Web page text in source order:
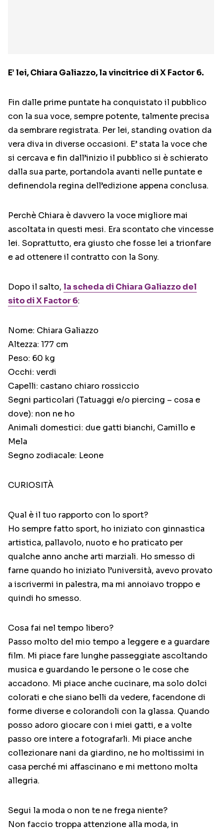
E’ lei, Chiara Galiazzo, la vincitrice di X Factor 6.
Fin dalle prime puntate ha conquistato il pubblico
con la sua voce, sempre potente, talmente precisa
da sembrare registrata. Per lei, standing ovation da
vera diva in diverse occasioni. E’ stata la voce che
si cercava e fin dall’inizio il pubblico si è schierato
dalla sua parte, portandola avanti nelle puntate e
definendola regina dell’edizione appena conclusa.
Perchè Chiara è davvero la voce migliore mai
ascoltata in questi mesi. Era scontato che vincesse
lei. Soprattutto, era giusto che fosse lei a trionfare
e ad ottenere il contratto con la Sony.
Dopo il salto, la scheda di Chiara Galiazzo del
sito di X Factor 6:
Nome: Chiara Galiazzo
Altezza: 177 cm
Peso: 60 kg
Occhi: verdi
Capelli: castano chiaro rossiccio
Segni particolari (Tatuaggi e/o piercing – cosa e
dove): non ne ho
Animali domestici: due gatti bianchi, Camillo e
Mela
Segno zodiacale: Leone
CURIOSITÀ
Qual è il tuo rapporto con lo sport?
Ho sempre fatto sport, ho iniziato con ginnastica
artistica, pallavolo, nuoto e ho praticato per
qualche anno anche arti marziali. Ho smesso di
farne quando ho iniziato l’università, avevo provato
a iscrivermi in palestra, ma mi annoiavo troppo e
quindi ho smesso.
Cosa fai nel tempo libero?
Passo molto del mio tempo a leggere e a guardare
film. Mi piace fare lunghe passeggiate ascoltando
musica e guardando le persone o le cose che
accadono. Mi piace anche cucinare, ma solo dolci
colorati e che siano belli da vedere, facendone di
forme diverse e colorandoli con la glassa. Quando
posso adoro giocare con i miei gatti, e a volte
passo ore intere a fotografarli. Mi piace anche
collezionare nani da giardino, ne ho moltissimi in
casa perché mi affascinano e mi mettono molta
allegria.
Segui la moda o non te ne frega niente?
Non faccio troppa attenzione alla moda, in